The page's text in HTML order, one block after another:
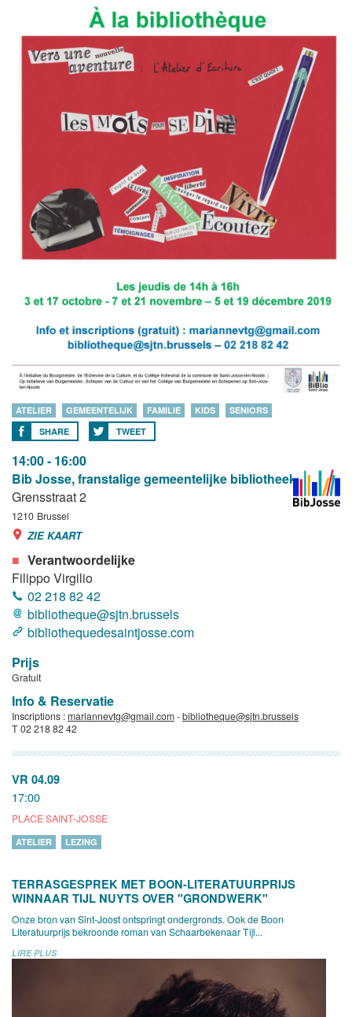
ATELIER GEMEENTELIJK FAMILIE KIDS
SENIORS
SHARE
TWEET
14:00 - 16:00
Bib Josse, franstalige gemeentelijke bibliotheek
Grensstraat 2
1210 Brussel
ZIE KAART
Verantwoordelijke
Filippo Virgilio
02 218 82 42
bibliotheque@sjtn.brussels
bibliothequedesaintjosse.com
Prijs
Gratuit
Info & Reservatie
Inscriptions :mariannevtg@gmail.com-bibliotheque@sjtn.brussels
T 02 218 82 42
VR 04.09
17:00
PLACE SAINT-JOSSE
ATELIER LEZING
TERRASGESPREK MET BOON-LITERATUURPRIJS
WINNAAR TIJL NUYTS OVER "GRONDWERK"
Onze bron van Sint-Joost ontspringt ondergronds. Ook de Boon
Literatuurprijs bekroonde roman van Schaarbekenaar Tijl...
LIRE PLUS